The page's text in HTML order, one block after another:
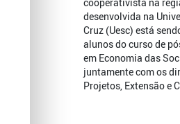
cooperativista na
desenvolvida na
Cruz (Uesc) está
alunos do curso de
em Economia das
juntamente com os
Projetos, Extensão e